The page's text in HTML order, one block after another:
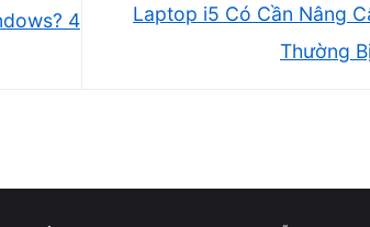
vượt 90°C khi dùng bình thường (dùng
4
Laptop i5 Có Cần Nâng
Thường